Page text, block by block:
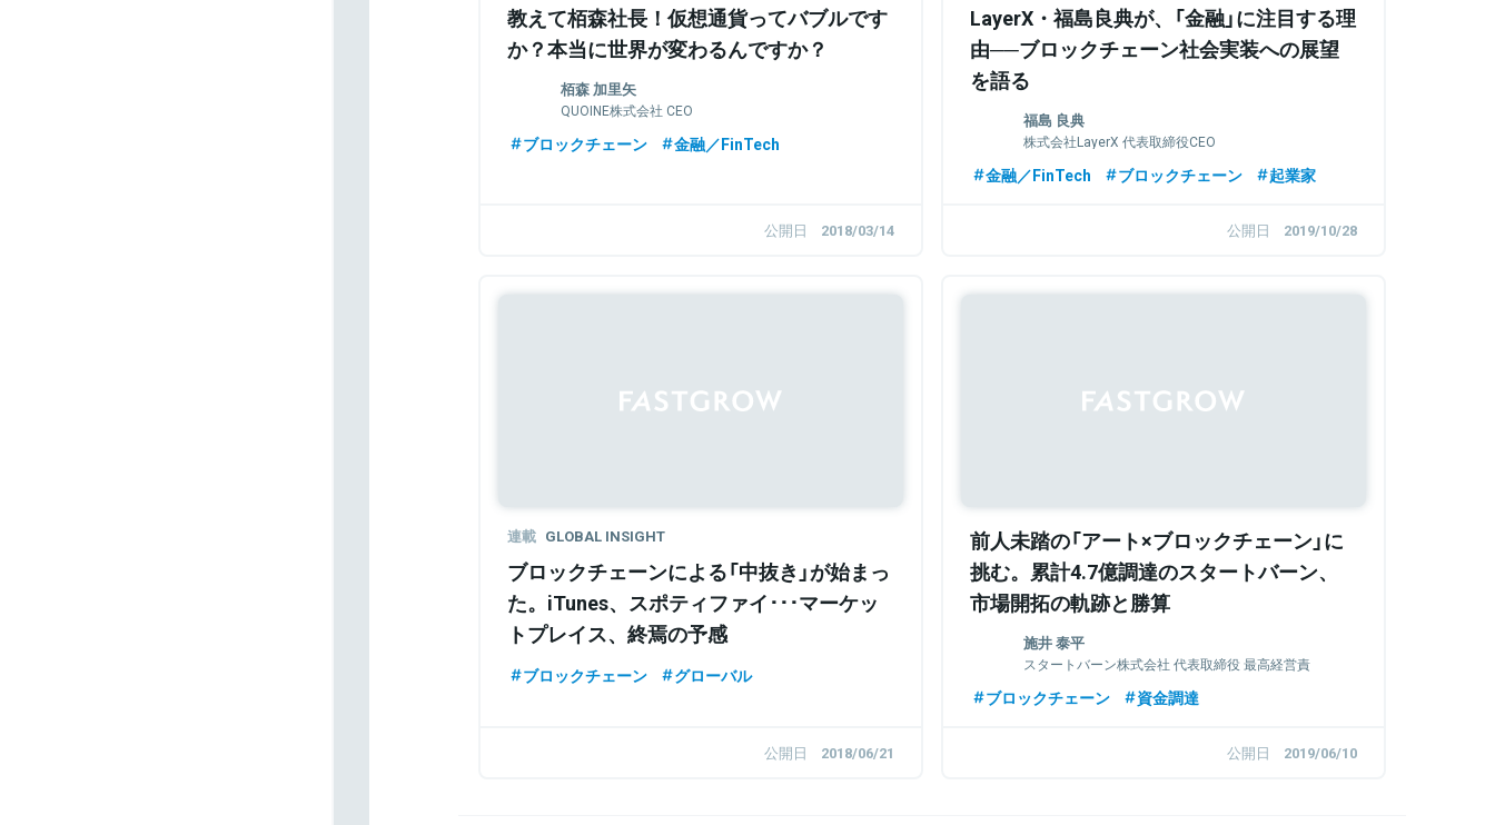
教えて栢森社長！仮想通貨ってバブルです
か？本当に世界が変わるんですか？
栢森 加里矢
QUOINE株式会社 CEO
ブロックチェーン 金融／FinTech
公開日 2018/03/14
LayerX・福島良典が、「金融」に注目する理
由──ブロックチェーン社会実装への展望
を語る
福島 良典
株式会社LayerX 代表取締役CEO
金融／FinTech ブロックチェーン 起業家
公開日 2019/10/28
連載 GLOBAL INSIGHT
ブロックチェーンによる「中抜き」が始まっ
た。iTunes、スポティファイ･･･マーケッ
トプレイス、終焉の予感
ブロックチェーン グローバル
公開日 2018/06/21
前人未踏の「アート×ブロックチェーン」に
挑む。累計4.7億調達のスタートバーン、
市場開拓の軌跡と勝算
施井 泰平
スタートバーン株式会社 代表取締役 最高経営責
ブロックチェーン 資金調達
公開日 2019/06/10